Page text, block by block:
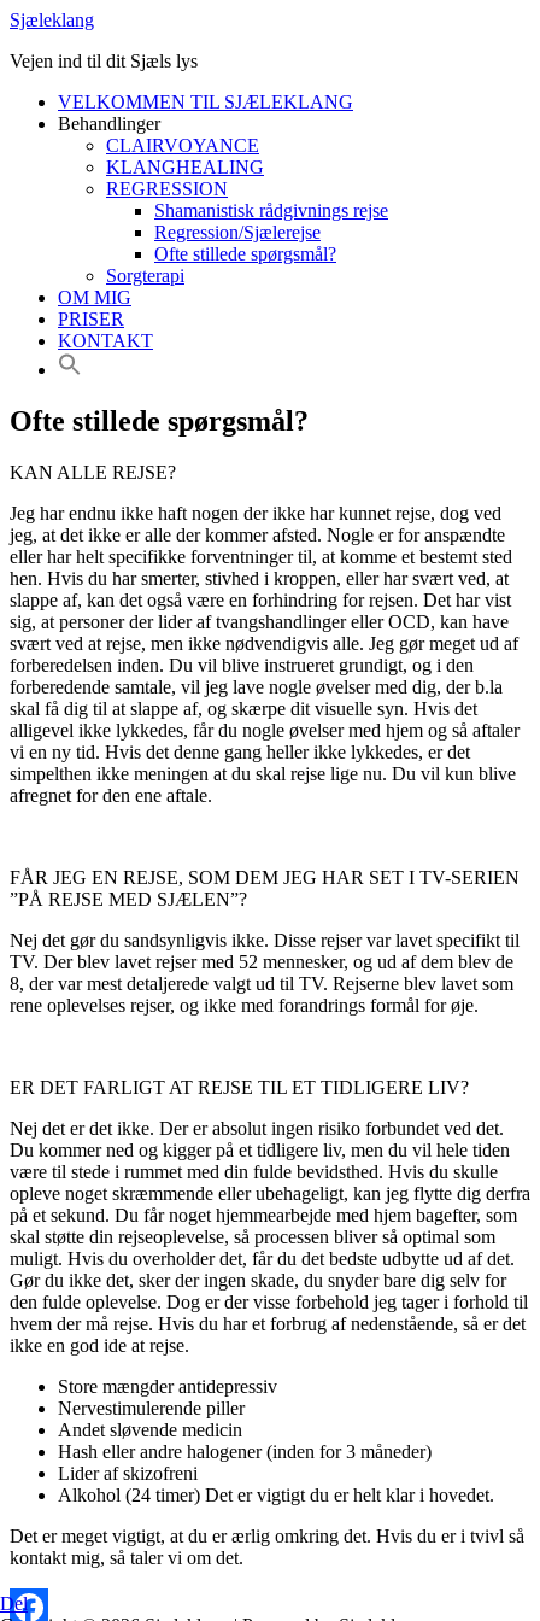
Sjæleklang
Vejen ind til dit Sjæls lys
VELKOMMEN TIL SJÆLEKLANG
Behandlinger
CLAIRVOYANCE
KLANGHEALING
REGRESSION
Shamanistisk rådgivnings rejse
Regression/Sjælerejse
Ofte stillede spørgsmål?
Sorgterapi
OM MIG
PRISER
KONTAKT
Ofte stillede spørgsmål?
KAN ALLE REJSE?
Jeg har endnu ikke haft nogen der ikke har kunnet rejse, dog ved
jeg, at det ikke er alle der kommer afsted. Nogle er for anspændte
eller har helt specifikke forventninger til, at komme et bestemt sted
hen. Hvis du har smerter, stivhed i kroppen, eller har svært ved, at
slappe af, kan det også være en forhindring for rejsen. Det har vist
sig, at personer der lider af tvangshandlinger eller OCD, kan have
svært ved at rejse, men ikke nødvendigvis alle. Jeg gør meget ud af
forberedelsen inden. Du vil blive instrueret grundigt, og i den
forberedende samtale, vil jeg lave nogle øvelser med dig, der b.la
skal få dig til at slappe af, og skærpe dit visuelle syn. Hvis det
alligevel ikke lykkedes, får du nogle øvelser med hjem og så aftaler
vi en ny tid. Hvis det denne gang heller ikke lykkedes, er det
simpelthen ikke meningen at du skal rejse lige nu. Du vil kun blive
afregnet for den ene aftale.
FÅR JEG EN REJSE, SOM DEM JEG HAR SET I TV-SERIEN
”PÅ REJSE MED SJÆLEN”?
Nej det gør du sandsynligvis ikke. Disse rejser var lavet specifikt til
TV. Der blev lavet rejser med 52 mennesker, og ud af dem blev de
8, der var mest detaljerede valgt ud til TV. Rejserne blev lavet som
rene oplevelses rejser, og ikke med forandrings formål for øje.
ER DET FARLIGT AT REJSE TIL ET TIDLIGERE LIV?
Nej det er det ikke. Der er absolut ingen risiko forbundet ved det.
Du kommer ned og kigger på et tidligere liv, men du vil hele tiden
være til stede i rummet med din fulde bevidsthed. Hvis du skulle
opleve noget skræmmende eller ubehageligt, kan jeg flytte dig derfra
på et sekund. Du får noget hjemmearbejde med hjem bagefter, som
skal støtte din rejseoplevelse, så processen bliver så optimal som
muligt. Hvis du overholder det, får du det bedste udbytte ud af det.
Gør du ikke det, sker der ingen skade, du snyder bare dig selv for
den fulde oplevelse. Dog er der visse forbehold jeg tager i forhold til
hvem der må rejse. Hvis du har et forbrug af nedenstående, så er det
ikke en god ide at rejse.
Store mængder antidepressiv
Nervestimulerende piller
Andet sløvende medicin
Hash eller andre halogener (inden for 3 måneder)
Lider af skizofreni
Alkohol (24 timer) Det er vigtigt du er helt klar i hovedet.
Det er meget vigtigt, at du er ærlig omkring det. Hvis du er i tvivl så
kontakt mig, så taler vi om det.
Del